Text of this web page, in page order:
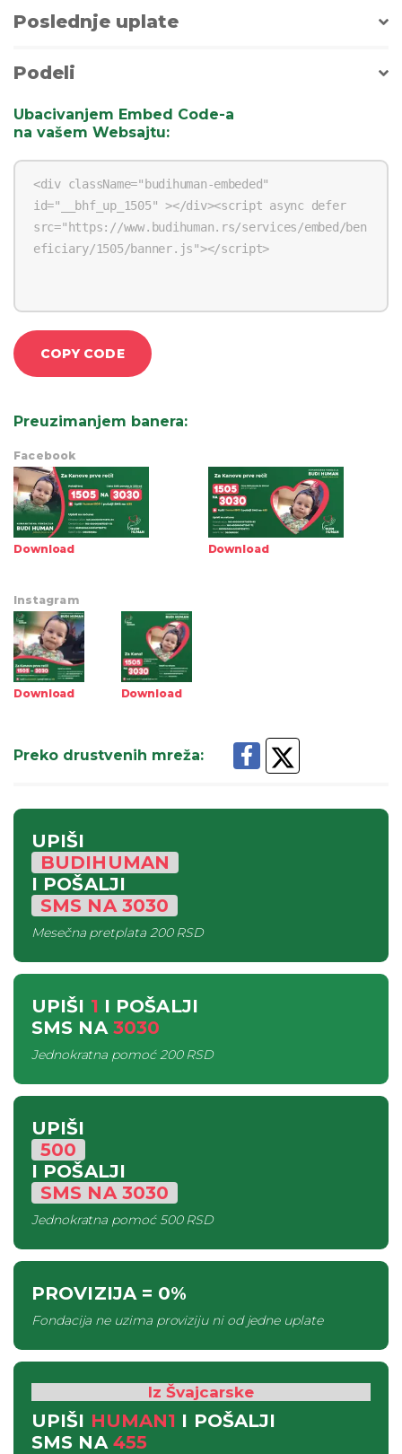
Poslednje uplate
Podeli
Ubacivanjem Embed Code-a
na vašem Websajtu:
COPY CODE
Preuzimanjem banera:
Facebook
Download Download
Instagram
Download Download
Preko drustvenih mreža:
UPIŠI
BUDIHUMAN
I POŠALJI
SMS NA3030
Mesečna pretplata200 RSD
UPIŠI 1 I POŠALJI
SMS NA 3030
Jednokratna pomoć200 RSD
UPIŠI
500
I POŠALJI
SMS NA3030
Jednokratna pomoć500 RSD
PROVIZIJA= 0%
Fondacija ne uzima proviziju ni od jedne uplate
Iz Švajcarske
UPIŠI HUMAN1 I POŠALJI
SMS NA 455